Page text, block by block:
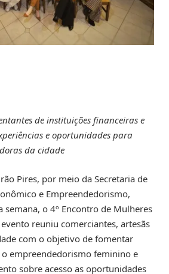
de instituições financeiras e
e oportunidades para
da cidade
Pires, por meio da Secretaria de
e Empreendedorismo,
o 4º Encontro de Mulheres
reuniu comerciantes, artesãs
com o objetivo de fomentar
empreendedorismo feminino e
sobre acesso as oportunidades